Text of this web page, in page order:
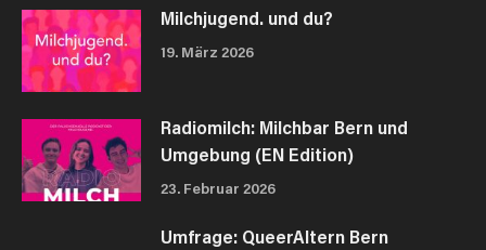
Milchjugend. und du?
19. März 2026
Radiomilch: Milchbar Bern und
Umgebung (EN Edition)
23. Februar 2026
Umfrage: QueerAltern Bern